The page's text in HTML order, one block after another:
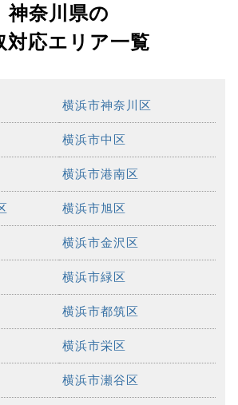
神奈川県の
対応エリア一覧
横浜市神奈川区
横浜市中区
横浜市港南区
横浜市旭区
横浜市金沢区
横浜市緑区
横浜市都筑区
横浜市栄区
横浜市瀬谷区